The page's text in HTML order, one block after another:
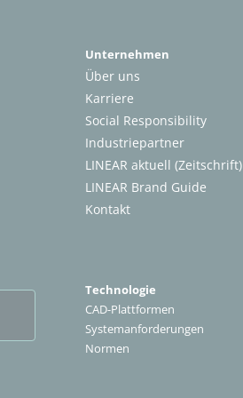
Unternehmen
Über uns
Karriere
Social Responsibility
Industriepartner
LINEAR aktuell (Zeitschrift)
LINEAR Brand Guide
Kontakt
Technologie
CAD-Plattformen
Systemanforderungen
Normen